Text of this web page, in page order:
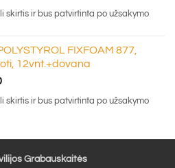
price
skirtis ir bus patvirtinta po užsakymo
FIXFOAM 877,
12vnt.+dovana
Current
price
skirtis ir bus patvirtinta po užsakymo
Grabauskaitės